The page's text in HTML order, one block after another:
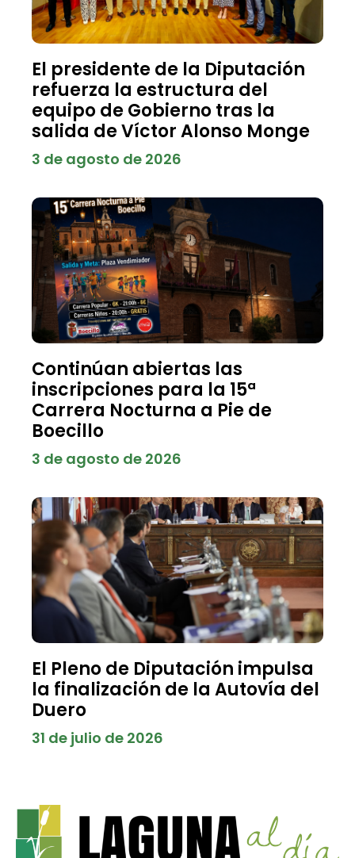
El presidente de la Diputación
refuerza la estructura del
equipo de Gobierno tras la
salida de Víctor Alonso Monge
3 de agosto de 2026
Continúan abiertas las
inscripciones para la 15ª
Carrera Nocturna a Pie de
Boecillo
3 de agosto de 2026
El Pleno de Diputación impulsa
la finalización de la Autovía del
Duero
31 de julio de 2026